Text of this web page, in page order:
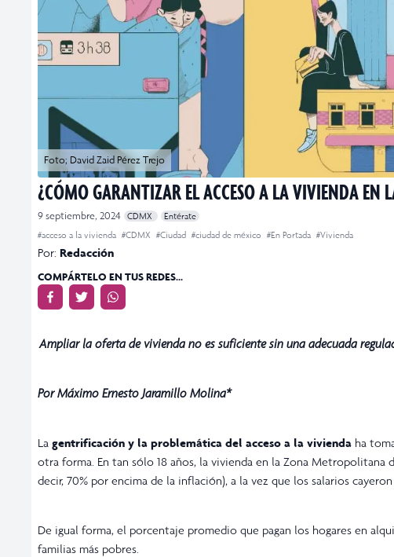
Foto; David Zaid Pérez Trejo
¿CÓMO GARANTIZAR EL ACCESO A LA VIVIENDA EN
9 septiembre, 2024 CDMX
Entérate
#acceso a la vivienda #CDMX #Ciudad #ciudad de méxico #En Portada #Vivienda
Por: Redacción
COMPÁRTELO EN TUS REDES...
Ampliar la oferta de vivienda no es suficiente sin una adecuada
Por Máximo Ernesto Jaramillo Molina*
La gentrificación y la problemática del acceso a la vivienda ha
otra forma. En tan sólo 18 años, la vivienda en la Zona
decir, 70% por encima de la inflación), a la vez que los salarios
De igual forma, el porcentaje promedio que pagan los hogares en
familias más pobres.